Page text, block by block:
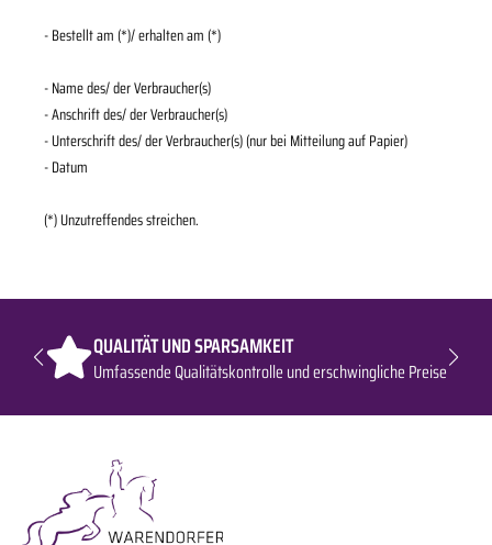
- Bestellt am (*)/ erhalten am (*)
- Name des/ der Verbraucher(s)
- Anschrift des/ der Verbraucher(s)
- Unterschrift des/ der Verbraucher(s) (nur bei Mitteilung auf Papier)
- Datum
(*) Unzutreffendes streichen.
QUALITÄT UND SPARSAMKEIT
Umfassende Qualitätskontrolle und erschwingliche Preise